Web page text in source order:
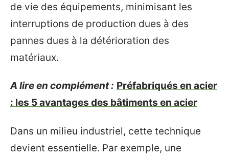
de vie des équipements, minimisant les
interruptions de production dues à des
pannes dues à la détérioration des
matériaux.
A lire en complément : Préfabriqués en acier
: les 5 avantages des bâtiments en acier
Dans un milieu industriel, cette technique
devient essentielle. Par exemple, une